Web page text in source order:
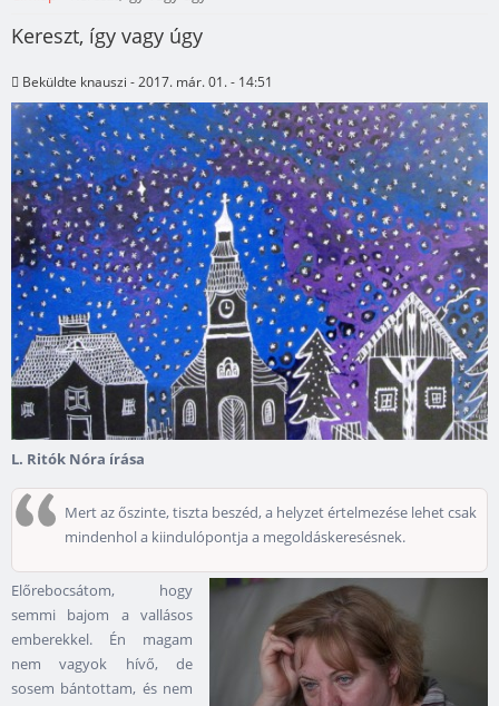
Kereszt, így vagy úgy
Beküldte knauszi - 2017. már. 01. - 14:51
L. Ritók Nóra írása
Mert az őszinte, tiszta beszéd, a helyzet értelmezése lehet csak
mindenhol a kiindulópontja a megoldáskeresésnek.
Előrebocsátom, hogy
semmi bajom a vallásos
emberekkel. Én magam
nem vagyok hívő, de
sosem bántottam, és nem